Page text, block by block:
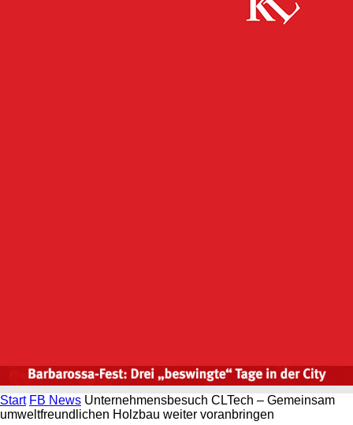
Start FB News Unternehmensbesuch CLTech – Gemeinsam
umweltfreundlichen Holzbau weiter voranbringen